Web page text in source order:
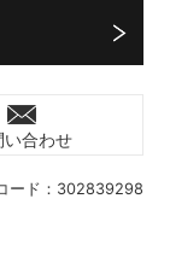
ード： 302839298
い合わせ